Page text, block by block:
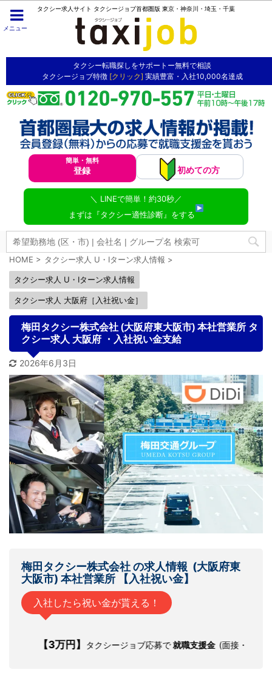
メニュー
タクシー求人サイト タクシージョブ首都圏版 東京・神奈川・埼玉・千葉
タクシー転職探しをサポートー無料で相談
タクシージョブ特徴 [クリック] 実績豊富・入社10,000名達成
簡単・無料
登録 初めての方
＼ LINEで簡単！約30秒／
まずは『タクシー適性診断』をする
HOME > タクシー求人 U・Iターン求人情報 >
タクシー求人 U・Iターン求人情報
タクシー求人 大阪府［入社祝い金］
梅田タクシー株式会社 (大阪府東大阪市) 本社営業所 タ
クシー求人 大阪府 ・入社祝い金支給
2026年6月3日
梅田タクシー株式会社 の求人情報 (大阪府東
大阪市) 本社営業所 【入社祝い金】
入社したら祝い金が貰える！
【3万円】タクシージョブ応募で就職支援金(面接・研修交通費)を